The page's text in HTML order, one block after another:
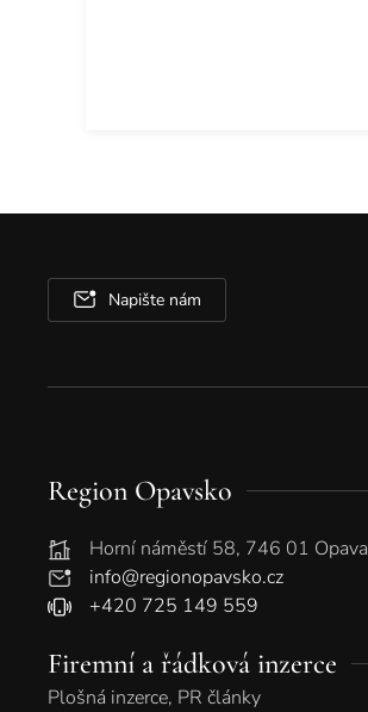
Napište nám
Region Opavsko
Horní náměstí 58, 746 01 Opava
info@regionopavsko.cz
+420 725 149 559
Firemní a řádková inzerce
Plošná inzerce, PR články